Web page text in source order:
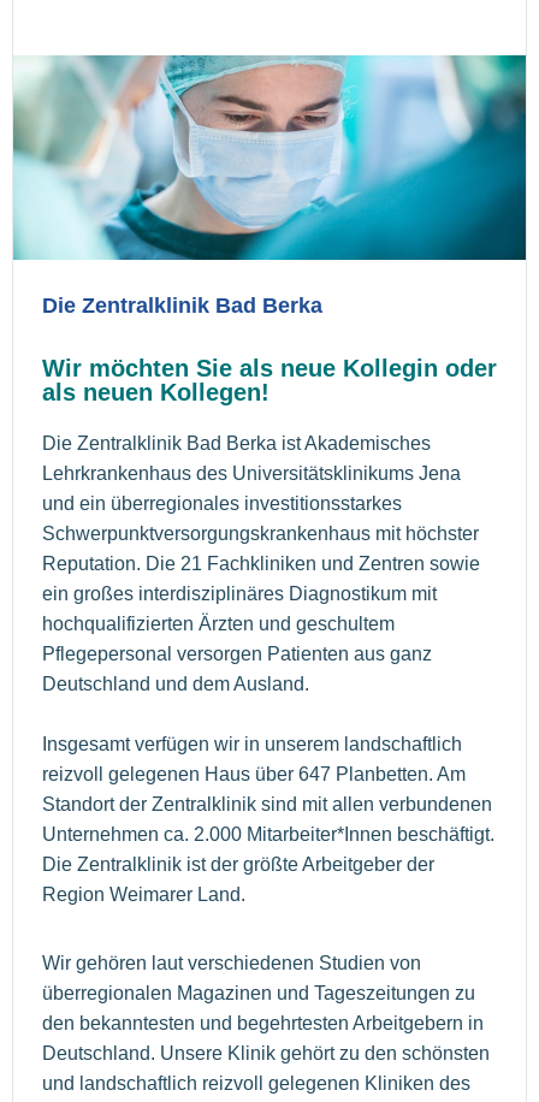
Die Zentralklinik Bad Berka
Wir möchten Sie als neue Kollegin oder
als neuen Kollegen!
Die Zentralklinik Bad Berka ist Akademisches
Lehrkrankenhaus des Universitätsklinikums Jena
und ein überregionales investitionsstarkes
Schwerpunktversorgungskrankenhaus mit höchster
Reputation. Die 21 Fachkliniken und Zentren sowie
ein großes interdisziplinäres Diagnostikum mit
hochqualifizierten Ärzten und geschultem
Pflegepersonal versorgen Patienten aus ganz
Deutschland und dem Ausland.
Insgesamt verfügen wir in unserem landschaftlich
reizvoll gelegenen Haus über 647 Planbetten. Am
Standort der Zentralklinik sind mit allen verbundenen
Unternehmen ca. 2.000 Mitarbeiter*Innen beschäftigt.
Die Zentralklinik ist der größte Arbeitgeber der
Region Weimarer Land.
Wir gehören laut verschiedenen Studien von
überregionalen Magazinen und Tageszeitungen zu
den bekanntesten und begehrtesten Arbeitgebern in
Deutschland. Unsere Klinik gehört zu den schönsten
und landschaftlich reizvoll gelegenen Kliniken des